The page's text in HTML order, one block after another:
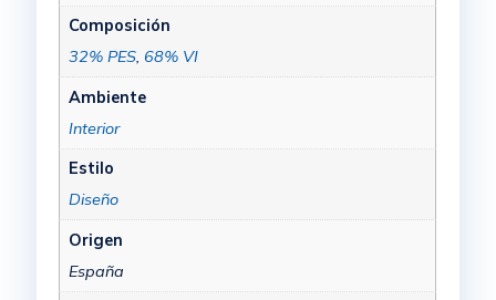
Composición
32% PES, 68% VI
Ambiente
Interior
Estilo
Diseño
Origen
España